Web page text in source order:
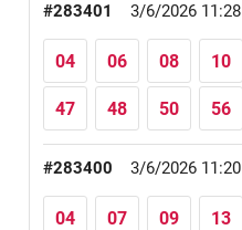
#283401 3/6/2026 11:28
04 06 08 10
47 48 50 56
#283400 3/6/2026 11:20
04 07 09 13